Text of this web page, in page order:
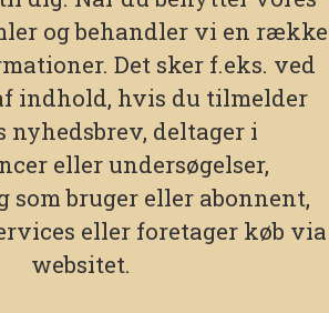
og behandler vi en række
Det sker f.eks. ved
indhold, hvis du tilmelder
nyhedsbrev, deltager i
eller undersøgelser,
som bruger eller abonnent,
eller foretager køb via
websitet.